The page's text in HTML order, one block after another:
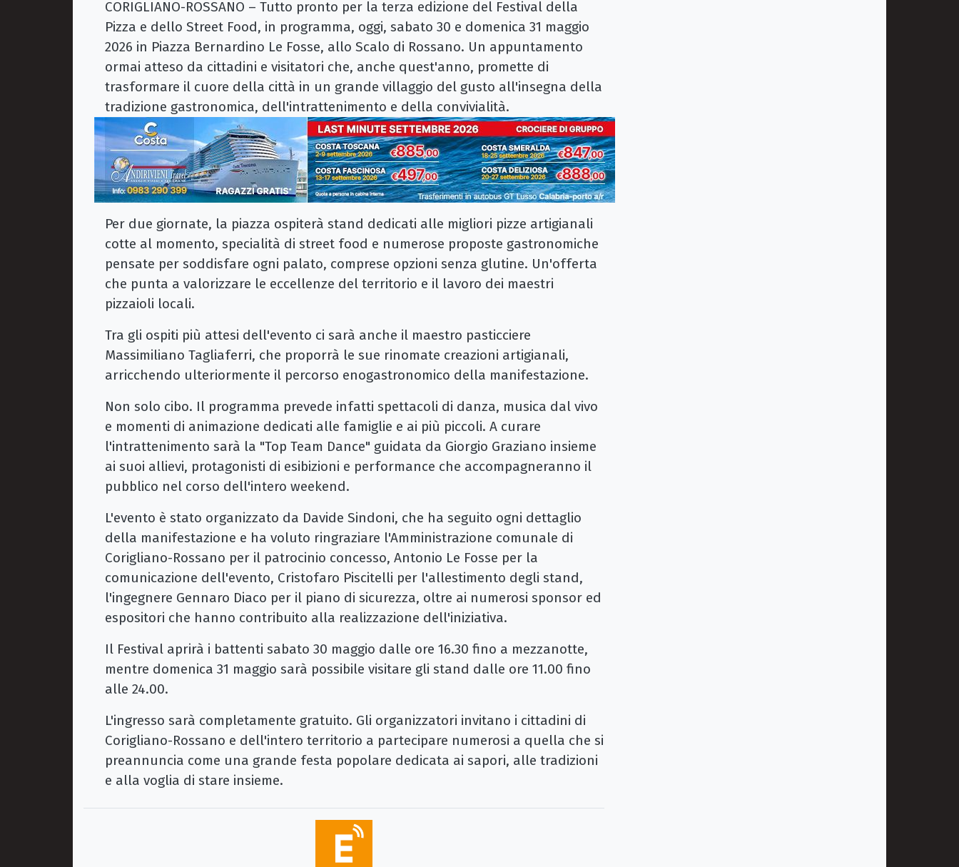
CORIGLIANO-ROSSANO – Tutto pronto per la terza edizione del Festival della
Pizza e dello Street Food, in programma, oggi, sabato 30 e domenica 31 maggio
2026 in Piazza Bernardino Le Fosse, allo Scalo di Rossano. Un appuntamento
ormai atteso da cittadini e visitatori che, anche quest'anno, promette di
trasformare il cuore della città in un grande villaggio del gusto all'insegna della
tradizione gastronomica, dell'intrattenimento e della convivialità.
Per due giornate, la piazza ospiterà stand dedicati alle migliori pizze artigianali
cotte al momento, specialità di street food e numerose proposte gastronomiche
pensate per soddisfare ogni palato, comprese opzioni senza glutine. Un'offerta
che punta a valorizzare le eccellenze del territorio e il lavoro dei maestri
pizzaioli locali.
Tra gli ospiti più attesi dell'evento ci sarà anche il maestro pasticciere
Massimiliano Tagliaferri, che proporrà le sue rinomate creazioni artigianali,
arricchendo ulteriormente il percorso enogastronomico della manifestazione.
Non solo cibo. Il programma prevede infatti spettacoli di danza, musica dal vivo
e momenti di animazione dedicati alle famiglie e ai più piccoli. A curare
l'intrattenimento sarà la "Top Team Dance" guidata da Giorgio Graziano insieme
ai suoi allievi, protagonisti di esibizioni e performance che accompagneranno il
pubblico nel corso dell'intero weekend.
L'evento è stato organizzato da Davide Sindoni, che ha seguito ogni dettaglio
della manifestazione e ha voluto ringraziare l'Amministrazione comunale di
Corigliano-Rossano per il patrocinio concesso, Antonio Le Fosse per la
comunicazione dell'evento, Cristofaro Piscitelli per l'allestimento degli stand,
l'ingegnere Gennaro Diaco per il piano di sicurezza, oltre ai numerosi sponsor ed
espositori che hanno contribuito alla realizzazione dell'iniziativa.
Il Festival aprirà i battenti sabato 30 maggio dalle ore 16.30 fino a mezzanotte,
mentre domenica 31 maggio sarà possibile visitare gli stand dalle ore 11.00 fino
alle 24.00.
L'ingresso sarà completamente gratuito. Gli organizzatori invitano i cittadini di
Corigliano-Rossano e dell'intero territorio a partecipare numerosi a quella che si
preannuncia come una grande festa popolare dedicata ai sapori, alle tradizioni
e alla voglia di stare insieme.